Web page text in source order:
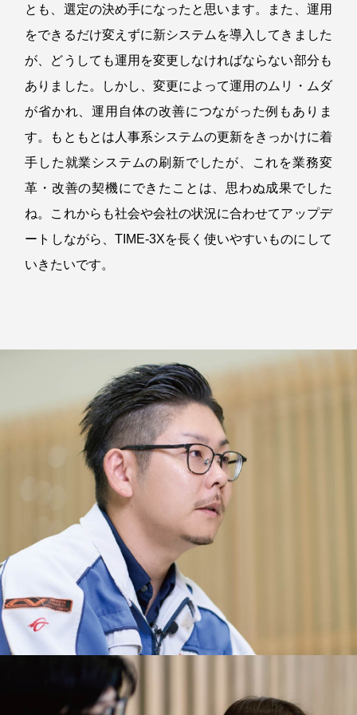
とも、選定の決め手になったと思います。また、運用
をできるだけ変えずに新システムを導入してきました
が、どうしても運用を変更しなければならない部分も
ありました。しかし、変更によって運用のムリ・ムダ
が省かれ、運用自体の改善につながった例もありま
す。もともとは人事系システムの更新をきっかけに着
手した就業システムの刷新でしたが、これを業務変
革・改善の契機にできたことは、思わぬ成果でした
ね。これからも社会や会社の状況に合わせてアップデ
ートしながら、TIME-3Xを長く使いやすいものにして
いきたいです。